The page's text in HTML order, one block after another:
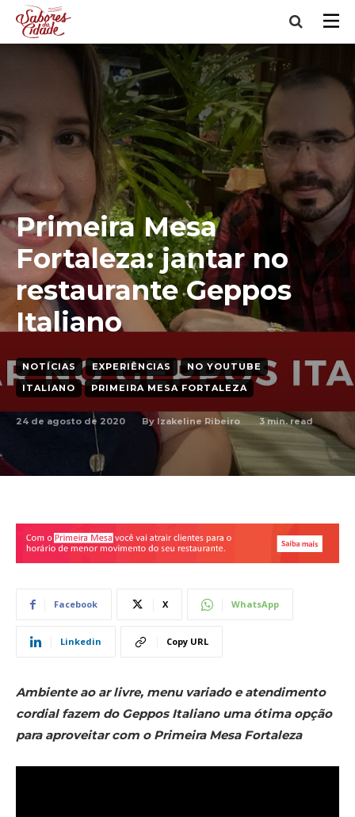
Primeira Mesa
Fortaleza: jantar no
restaurante Geppos
Italiano
NOTÍCIAS EXPERIÊNCIAS
NO YOUTUBE
ITALIANO
PRIMEIRA MESA FORTALEZA
24 de agosto de 2020 By Izakeline Ribeiro 3min. read
Facebook X WhatsApp
Linkedin Copy URL
Ambiente ao ar livre, menu variado e atendimento
cordial fazem do Geppos Italiano uma ótima opção
para aproveitar com o Primeira Mesa Fortaleza